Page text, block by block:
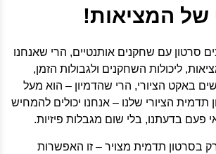
של המציאות!
סרטון עם שחקנים אותנטיים, הרי שאנחנו
ליכולות השחקנים ולגבולות הזמן,
באקט הציורי, הרי שהדמיון – הוא מעל
תדמית הציורי שלנו – אנחנו יכולים להמחיש
פעם בדעתנו, בלי שום מגבלות פיזיות.
רק בסרטון תדמית מצויר – זו האפשרות